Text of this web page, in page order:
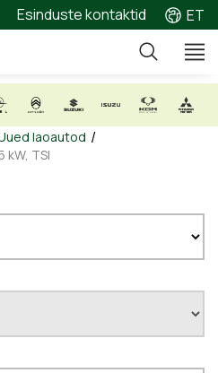
Esinduste kontaktid ET
laoautod /
kW, TSI